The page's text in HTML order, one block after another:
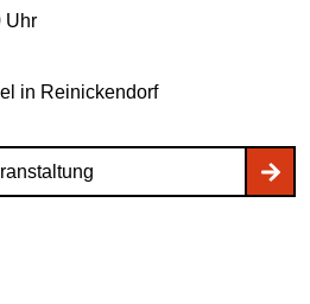
Uhr
in Reinickendorf